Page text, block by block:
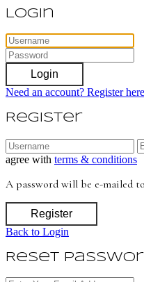
Login
Login
Need an account? Register
Register
agree with terms & conditions
A password will be e-mailed
Register
Back to Login
Reset